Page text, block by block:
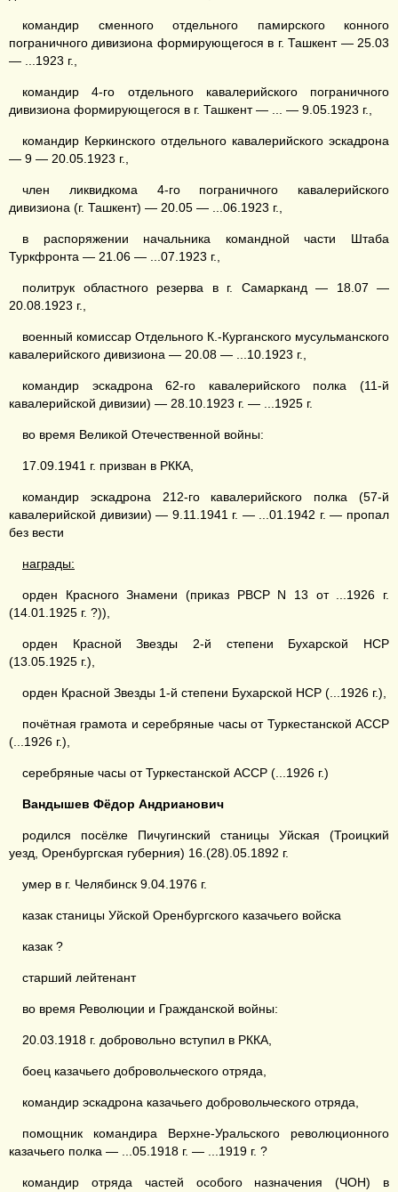
командир сменного отдельного памирского конного
пограничного дивизиона формирующегося в г. Ташкент — 25.03
— ...1923 г.,
командир 4-го отдельного кавалерийского пограничного
дивизиона формирующегося в г. Ташкент — ... — 9.05.1923 г.,
командир Керкинского отдельного кавалерийского эскадрона
— 9 — 20.05.1923 г.,
член ликвидкома 4-го пограничного кавалерийского
дивизиона (г. Ташкент) — 20.05 — ...06.1923 г.,
в распоряжении начальника командной части Штаба
Туркфронта — 21.06 — ...07.1923 г.,
политрук областного резерва в г. Самарканд — 18.07 —
20.08.1923 г.,
военный комиссар Отдельного К.-Курганского мусульманского
кавалерийского дивизиона — 20.08 — ...10.1923 г.,
командир эскадрона 62-го кавалерийского полка (11-й
кавалерийской дивизии) — 28.10.1923 г. — ...1925 г.
во время Великой Отечественной войны:
17.09.1941 г. призван в РККА,
командир эскадрона 212-го кавалерийского полка (57-й
кавалерийской дивизии) — 9.11.1941 г. — ...01.1942 г. — пропал
без вести
награды:
орден Красного Знамени (приказ РВСР N 13 от ...1926 г.
(14.01.1925 г. ?)),
орден Красной Звезды 2-й степени Бухарской НСР
(13.05.1925 г.),
орден Красной Звезды 1-й степени Бухарской НСР (...1926 г.),
почётная грамота и серебряные часы от Туркестанской АССР
(...1926 г.),
серебряные часы от Туркестанской АССР (...1926 г.)
Вандышев Фёдор Андрианович
родился посёлке Пичугинский станицы Уйская (Троицкий
уезд, Оренбургская губерния) 16.(28).05.1892 г.
умер в г. Челябинск 9.04.1976 г.
казак станицы Уйской Оренбургского казачьего войска
казак ?
старший лейтенант
во время Революции и Гражданской войны:
20.03.1918 г. добровольно вступил в РККА,
боец казачьего добровольческого отряда,
командир эскадрона казачьего добровольческого отряда,
помощник командира Верхне-Уральского революционного
казачьего полка — ...05.1918 г. — ...1919 г. ?
командир отряда частей особого назначения (ЧОН) в